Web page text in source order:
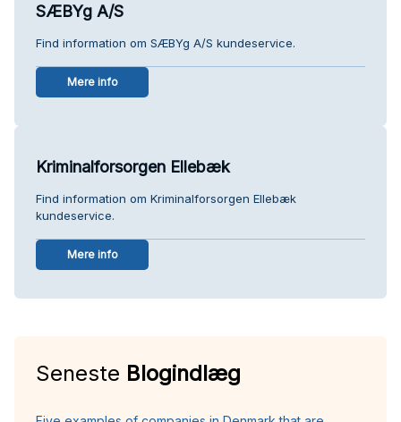
SÆBYg A/S
Find information om SÆBYg A/S kundeservice.
Mere info
Kriminalforsorgen Ellebæk
Find information om Kriminalforsorgen Ellebæk
kundeservice.
Mere info
Seneste Blogindlæg